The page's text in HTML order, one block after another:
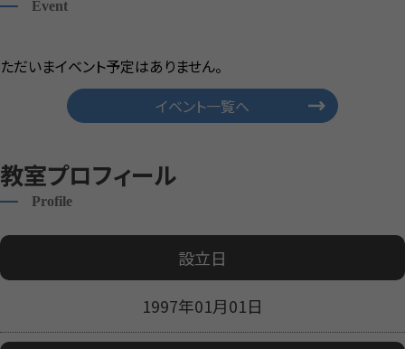
Event
ただいまイベント予定はありません。
イベント一覧へ
教室プロフィール
Profile
設立日
1997年01月01日